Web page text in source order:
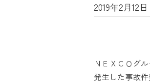
2019年2月12日
ＮＥＸＣＯグ
発生した事故